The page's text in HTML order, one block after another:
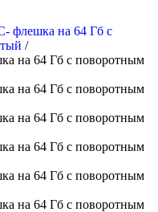
флешка на 64 Гб c
/